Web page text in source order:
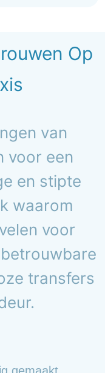
Op
van
voor een
en stipte
waarom
voor
transfers